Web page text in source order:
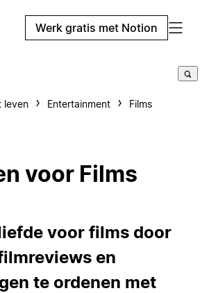
Werk gratis met Notion
leven Entertainment Films
voor Films
voor films door
en
te ordenen met